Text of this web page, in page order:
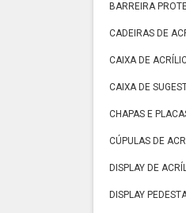
BARREIRA
CADEIRAS DE
CAIXA DE
CAIXA DE
CHAPAS E
CÚPULAS DE
DISPLAY DE
DISPLAY